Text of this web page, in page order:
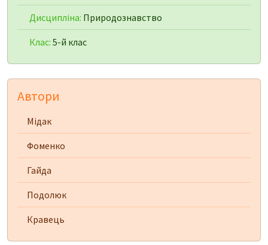
Дисципліна: Природознавство
Клас: 5-й клас
Автори
Мідак
Фоменко
Гайда
Подолюк
Кравець